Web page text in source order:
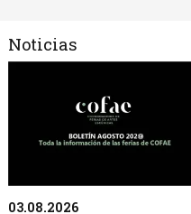
Noticias
03.08.2026